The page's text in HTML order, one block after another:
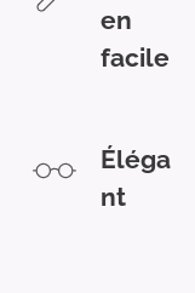
en
facile
Éléga
nt